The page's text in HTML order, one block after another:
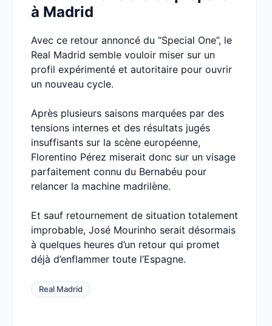
à Madrid
Avec ce retour annoncé du “Special One”, le
Real Madrid semble vouloir miser sur un
profil expérimenté et autoritaire pour ouvrir
un nouveau cycle.
Après plusieurs saisons marquées par des
tensions internes et des résultats jugés
insuffisants sur la scène européenne,
Florentino Pérez miserait donc sur un visage
parfaitement connu du Bernabéu pour
relancer la machine madrilène.
Et sauf retournement de situation totalement
improbable, José Mourinho serait désormais
à quelques heures d’un retour qui promet
déjà d’enflammer toute l’Espagne.
Real Madrid